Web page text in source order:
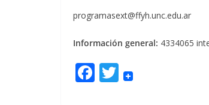
programasext@ffyh.unc.edu.ar
Información general: 4334065
F
ac
T